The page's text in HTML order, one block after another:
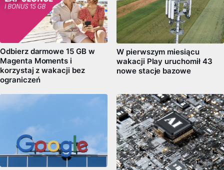
Odbierz darmowe 15 GB w
Magenta Moments i
korzystaj z wakacji bez
ograniczeń
W pierwszym miesiącu
wakacji Play uruchomił 43
nowe stacje bazowe